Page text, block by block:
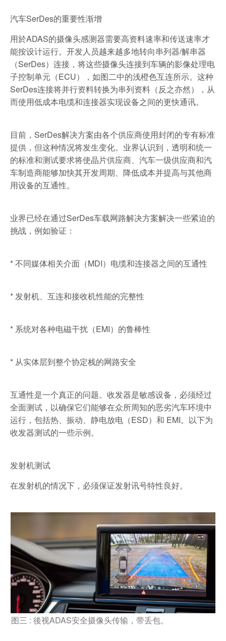
汽车SerDes的重要性渐增
用於ADAS的摄像头感测器需要高资料速率和传送速率才
能按设计运行。开发人员越来越多地转向串列器/解串器
（SerDes）连接，将这些摄像头连接到车辆的影像处理电
子控制单元（ECU），如图二中的浅橙色互连所示。这种
SerDes连接将并行资料转换为串列资料（反之亦然），从
而使用低成本电缆和连接器实现设备之间的更快通讯。
目前，SerDes解决方案由各个供应商使用封闭的专有标准
提供，但这种情况将发生变化。业界认识到，透明和统一
的标准和测试要求将使晶片供应商、汽车一级供应商和汽
车制造商能够加快其开发周期、降低成本并提高与其他商
用设备的互通性。
业界已经在通过SerDes车载网路解决方案解决一些紧迫的
挑战，例如验证：
* 不同媒体相关介面（MDI）电缆和连接器之间的互通性
* 发射机、互连和接收机性能的完整性
* 系统对各种电磁干扰（EMI）的鲁棒性
* 从实体层到整个协定栈的网路安全
互通性是一个真正的问题。收发器是敏感设备，必须经过
全面测试，以确保它们能够在众所周知的恶劣汽车环境中
运行，包括热、振动、静电放电（ESD）和 EMI。以下为
收发器测试的一些示例。
发射机测试
在发射机的情况下，必须保证发射讯号特性良好。
图三 : 後视ADAS安全摄像头传输，带丢包。